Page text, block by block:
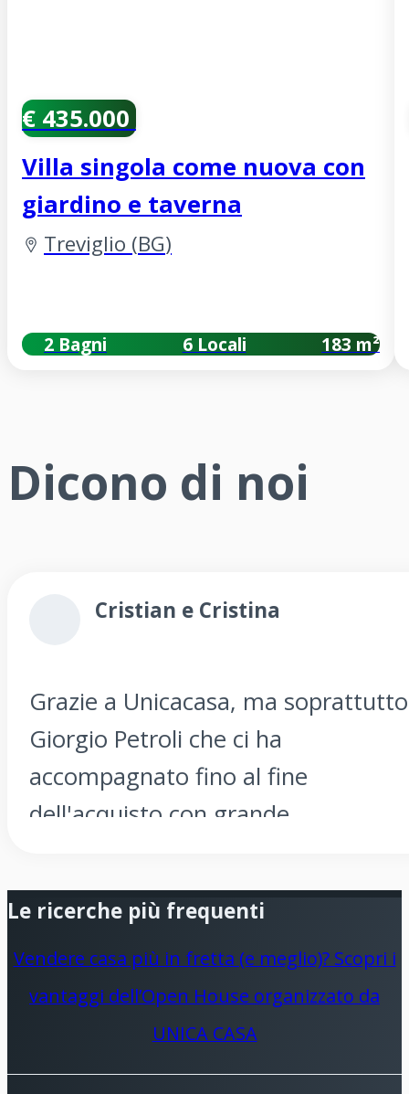
€ 435.000
Villa singola come nuova con
giardino e taverna
Treviglio (BG)
2 Bagni 6 Locali 183 m²
Dicono di noi
Cristian e Cristina
Grazie a Unicacasa, ma soprattutto
Giorgio Petroli che ci ha
accompagnato fino al fine
dell'acquisto con grande
disponibilità ! Raccomandiamo
vivamente Unicacasa !!
Le ricerche più frequenti
Vendere casa più in fretta (e meglio)? Scopri i
vantaggi dell’Open House organizzato da
UNICA CASA